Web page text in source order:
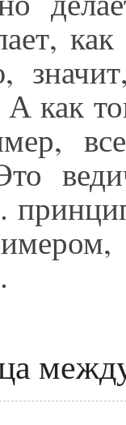
как